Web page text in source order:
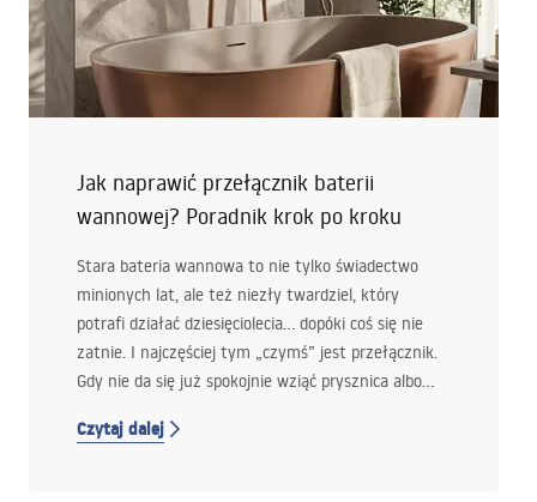
Jak naprawić przełącznik baterii
wannowej? Poradnik krok po kroku
Stara bateria wannowa to nie tylko świadectwo
minionych lat, ale też niezły twardziel, który
potrafi działać dziesięciolecia… dopóki coś się nie
zatnie. I najczęściej tym „czymś” jest przełącznik.
Gdy nie da się już spokojnie wziąć prysznica albo
zakasać rękawy. Poniżej znajdziesz prosty poradnik,
Czytaj dalej